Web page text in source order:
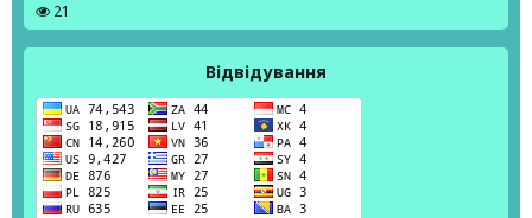
21
Відвідування